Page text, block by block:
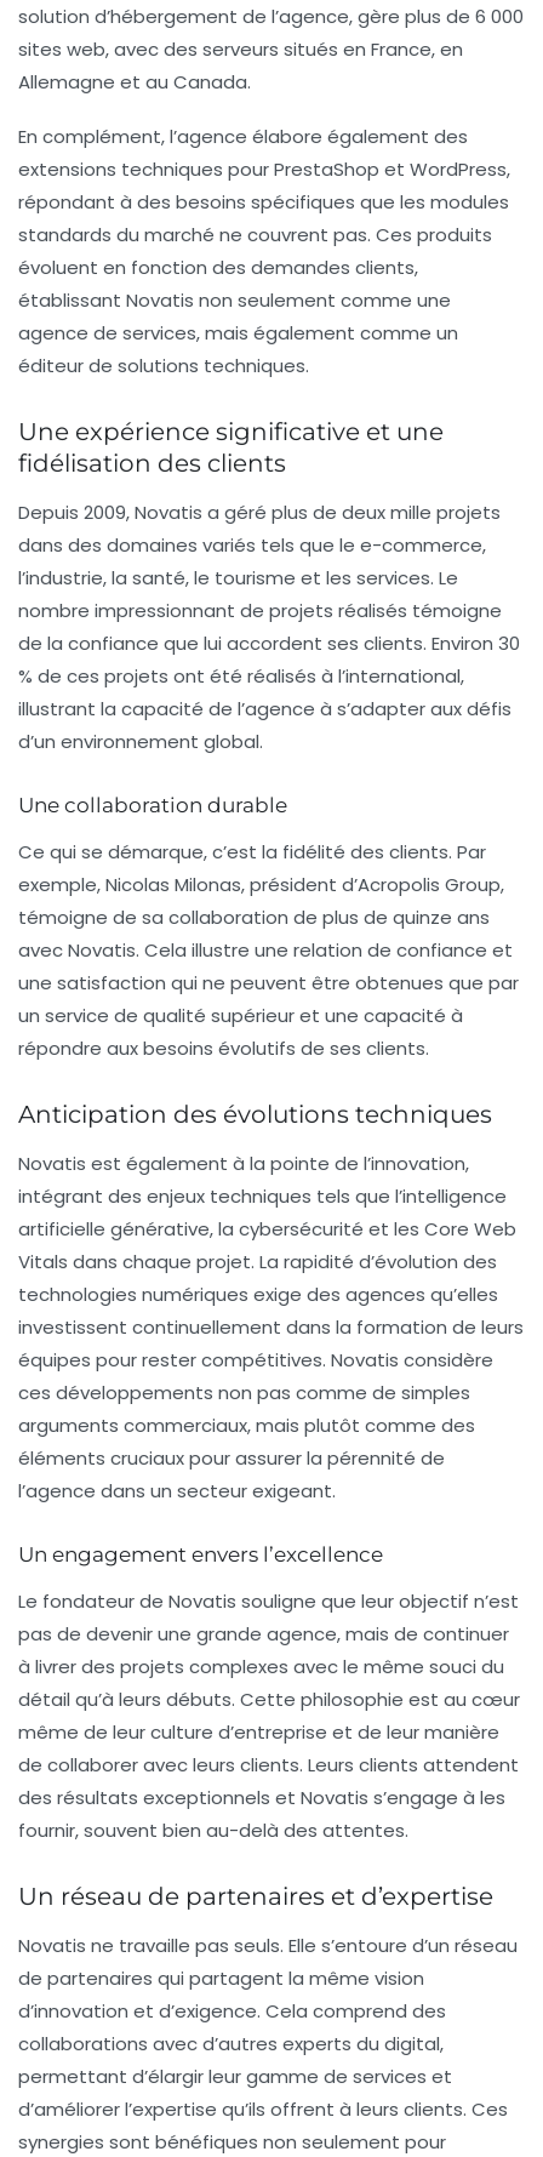
solution d’hébergement de l’agence, gère plus de 6 000
sites web, avec des serveurs situés en France, en
Allemagne et au Canada.
En complément, l’agence élabore également des
extensions techniques pourPrestaShop et WordPress,
répondant à des besoins spécifiques que les modules
standards du marché ne couvrent pas. Ces produits
évoluent en fonction des demandes clients,
établissant Novatis non seulement comme une
agence de services, mais également comme un
éditeur de solutions techniques.
Une expérience significative et une
fidélisation des clients
Depuis 2009, Novatis a géré plus de deux mille projets
dans des domaines variés tels que le e-commerce,
l’industrie, la santé, le tourisme et les services. Le
nombre impressionnant de projets réalisés témoigne
de la confiance que lui accordent ses clients. Environ 30
% de ces projets ont été réalisés à l’international,
illustrant la capacité de l’agence à s’adapter aux défis
d’un environnement global.
Une collaboration durable
Ce qui se démarque, c’est la fidélité des clients. Par
exemple, Nicolas Milonas, président d’Acropolis Group,
témoigne de sa collaboration de plus de quinze ans
avec Novatis. Cela illustre une relation de confiance et
une satisfaction qui ne peuvent être obtenues que par
un service de qualité supérieur et une capacité à
répondre aux besoins évolutifs de ses clients.
Anticipation des évolutions techniques
Novatis est également à la pointe de l’innovation,
intégrant des enjeux techniques tels que l’intelligence
artificielle générative, la cybersécurité et les Core Web
Vitals dans chaque projet. La rapidité d’évolution des
technologies numériques exige des agences qu’elles
investissent continuellement dans la formation de leurs
équipes pour rester compétitives. Novatis considère
ces développements non pas comme de simples
arguments commerciaux, mais plutôt comme des
éléments cruciaux pour assurer la pérennité de
l’agence dans un secteur exigeant.
Un engagement envers l’excellence
Le fondateur de Novatis souligne que leur objectif n’est
pas de devenir une grande agence, mais de continuer
à livrer des projets complexes avec le même souci du
détail qu’à leurs débuts. Cette philosophie est au cœur
même de leur culture d’entreprise et de leur manière
de collaborer avec leurs clients. Leurs clients attendent
des résultats exceptionnels et Novatis s’engage à les
fournir, souvent bien au-delà des attentes.
Un réseau de partenaires et d’expertise
Novatis ne travaille pas seuls. Elle s’entoure d’un réseau
de partenaires qui partagent la même vision
d’innovation et d’exigence. Cela comprend des
collaborations avec d’autres experts du digital,
permettant d’élargir leur gamme de services et
d’améliorer l’expertise qu’ils offrent à leurs clients. Ces
synergies sont bénéfiques non seulement pour